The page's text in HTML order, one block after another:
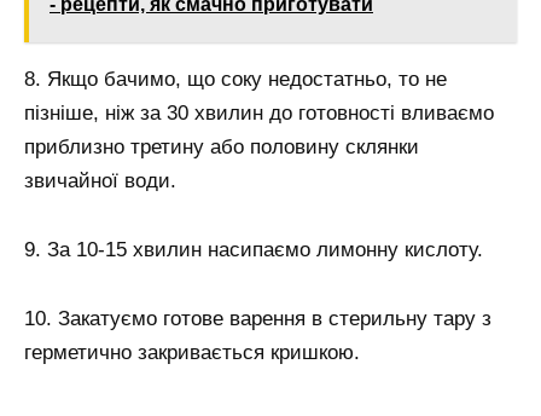
- рецепти, як смачно приготувати
8. Якщо бачимо, що соку недостатньо, то не
пізніше, ніж за 30 хвилин до готовності вливаємо
приблизно третину або половину склянки
звичайної води.
9. За 10-15 хвилин насипаємо лимонну кислоту.
10. Закатуємо готове варення в стерильну тару з
герметично закривається кришкою.